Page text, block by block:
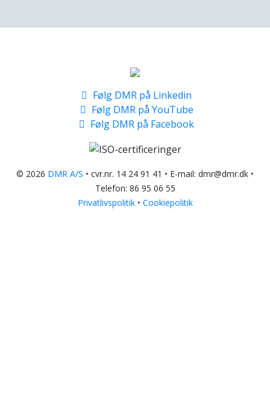
Følg DMR på Linkedin
Følg DMR på YouTube
Følg DMR på Facebook
© 2026 DMR A/S • cvr.nr. 14 24 91 41 • E-mail: dmr@dmr.dk •
Telefon: 86 95 06 55
Privatlivspolitik• Cookiepolitik